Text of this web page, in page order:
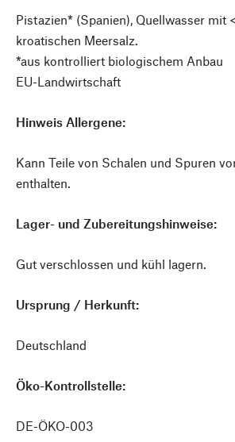
Pistazien* (Spanien), Quellwasser mit
kroatischen Meersalz.
*aus kontrolliert biologischem Anbau
EU-Landwirtschaft
Hinweis Allergene:
Kann Teile von Schalen und Spuren
enthalten.
Lager- und Zubereitungshinweise:
Gut verschlossen und kühl lagern.
Ursprung / Herkunft:
Deutschland
Öko-Kontrollstelle:
DE-ÖKO-003